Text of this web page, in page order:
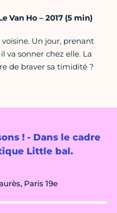
! - Dans le cadre
Little bal.
Paris 19e
Van Ho – 2017 (5 min)
Un jour, prenant
va sonner chez elle. La
de braver sa timidité ?